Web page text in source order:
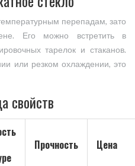
перепадам, зато
Его можно встретить в
тарелок и стаканов.
или резком охлаждении, это
свойств
Прочность Цена